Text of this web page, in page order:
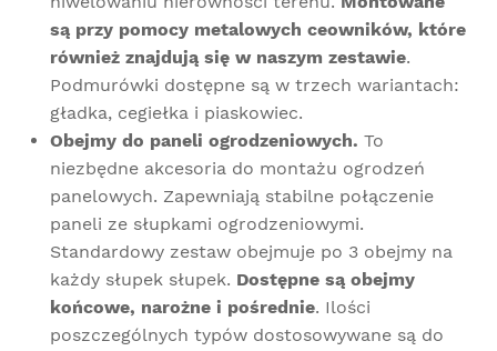
są przy pomocy metalowych ceowników, które
również znajdują się w naszym zestawie.
Podmurówki dostępne są w trzech wariantach:
gładka, cegiełka i piaskowiec.
Obejmy do paneli ogrodzeniowych. To
niezbędne akcesoria do montażu ogrodzeń
panelowych. Zapewniają stabilne połączenie
paneli ze słupkami ogrodzeniowymi.
Standardowy zestaw obejmuje po 3 obejmy na
każdy słupek słupek. Dostępne są obejmy
końcowe, narożne i pośrednie. Ilości
poszczególnych typów dostosowywane są do